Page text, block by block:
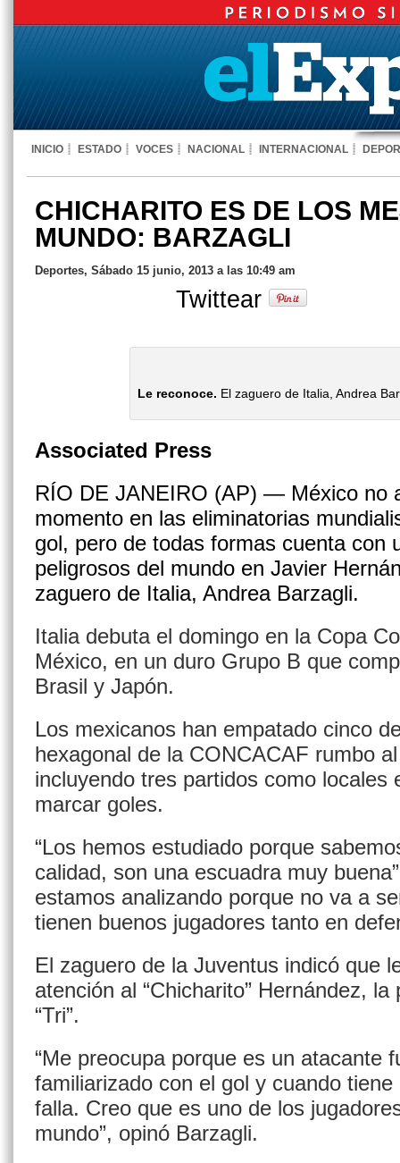
INICIO ESTADO VOCES NACIONAL INTERNACIONAL
CHICHARITO ES DE LOS
MUNDO: BARZAGLI
Deportes, Sábado 15 junio, 2013 a las 10:49 am
Twittear
Le reconoce. El zaguero de Italia, Andrea
Associated Press
RÍO DE JANEIRO (AP) — México no
momento en las eliminatorias
gol, pero de todas formas cuenta con
peligrosos del mundo en Javier
zaguero de Italia, Andrea Barzagli.
Italia debuta el domingo en la Copa
México, en un duro Grupo B que
Brasil y Japón.
Los mexicanos han empatado cinco
hexagonal de la CONCACAF rumbo
incluyendo tres partidos como locales
marcar goles.
“Los hemos estudiado porque
calidad, son una escuadra muy
estamos analizando porque no va a
tienen buenos jugadores tanto en
El zaguero de la Juventus indicó que
atención al “Chicharito” Hernández,
“Tri”.
“Me preocupa porque es un atacante
familiarizado con el gol y cuando
falla. Creo que es uno de los
mundo”, opinó Barzagli.